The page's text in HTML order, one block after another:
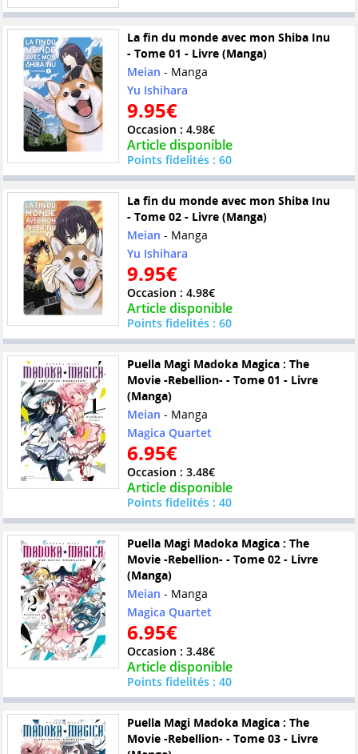
La fin du monde avec mon Shiba Inu
- Tome 01 - Livre (Manga)
Meian - Manga
Yu Ishihara
9.95€
Occasion : 4.98€
Article disponible
Points fidelités : 60
La fin du monde avec mon Shiba Inu
- Tome 02 - Livre (Manga)
Meian - Manga
Yu Ishihara
9.95€
Occasion : 4.98€
Article disponible
Points fidelités : 60
Puella Magi Madoka Magica : The
Movie -Rebellion- - Tome 01 - Livre
(Manga)
Meian - Manga
Magica Quartet
6.95€
Occasion : 3.48€
Article disponible
Points fidelités : 40
Puella Magi Madoka Magica : The
Movie -Rebellion- - Tome 02 - Livre
(Manga)
Meian - Manga
Magica Quartet
6.95€
Occasion : 3.48€
Article disponible
Points fidelités : 40
Puella Magi Madoka Magica : The
Movie -Rebellion- - Tome 03 - Livre